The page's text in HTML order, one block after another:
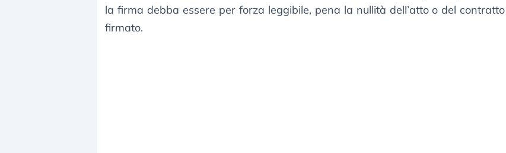
la firma debba essere per forza leggibile, pena la nullità dell’atto o del contratto
firmato.